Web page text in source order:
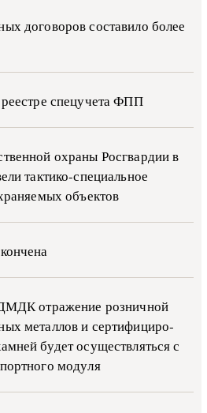
договоров составило более
спецучета ФПП
охраны Росгвардии в
тактико-специальное
объектов
от­ра­же­ние роз­ни­ч­ной
ме­тал­лов и сер­ти­фи­ци­ро­
бу­дет осу­ще­ств­лять­ся с
мо­ду­ля